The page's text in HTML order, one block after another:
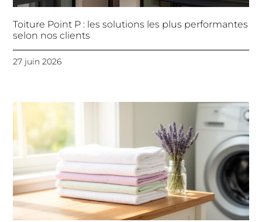
Toiture Point P : les solutions les plus performantes
selon nos clients
27 juin 2026